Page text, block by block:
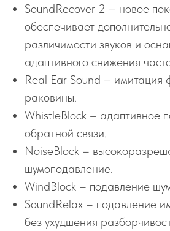
SoundRecover 2 – новое
обеспечивает
различимости звуков и
адаптивного снижения
Real Ear Sound – имитация
раковины.
WhistleBlock – адаптивное
обратной связи.
NoiseBlock –
шумоподавление.
WindBlock – подавление
SoundRelax – подавление
без ухудшения